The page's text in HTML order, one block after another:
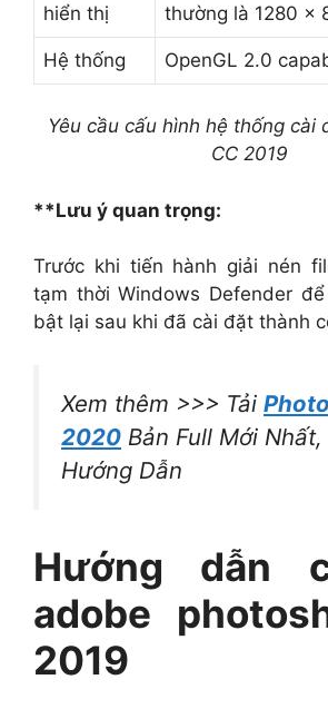
hiển thị
thường là 1280 x
Hệ thống OpenGL 2.0
Yêu cầu cấu hình hệ thống cài
CC 2019
**Lưu ý quan trọng:
Trước khi tiến hành giải nén
tạm thời Windows Defender
bật lại sau khi đã cài đặt thành
Xem thêm >>> Tải
2020 Bản Full Mới Nhất,
Hướng Dẫn
Hướng dẫn
adobe
2019